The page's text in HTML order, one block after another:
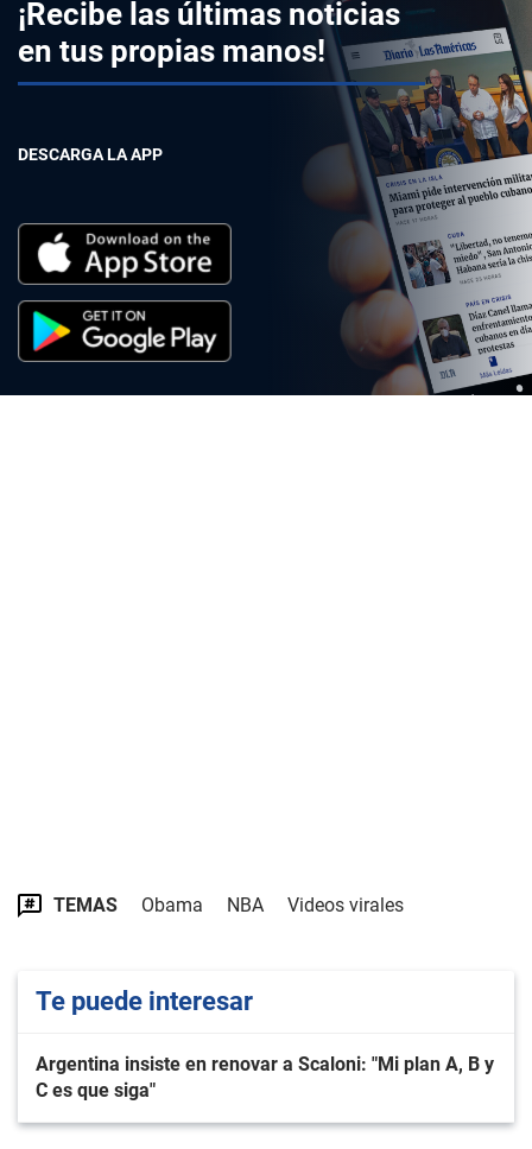
¡Recibe las últimas noticias
en tus propias manos!
DESCARGA LA APP
TEMAS Obama NBA Videos virales
Te puede interesar
Argentina insiste en renovar a Scaloni: "Mi plan A, B y
C es que siga"